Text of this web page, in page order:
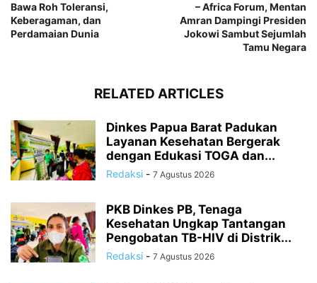
Bawa Roh Toleransi,
Keberagaman, dan
Perdamaian Dunia
– Africa Forum, Mentan
Amran Dampingi Presiden
Jokowi Sambut Sejumlah
Tamu Negara
RELATED ARTICLES
Dinkes Papua Barat Padukan
Layanan Kesehatan Bergerak
dengan Edukasi TOGA dan...
Redaksi - 7 Agustus 2026
PKB Dinkes PB, Tenaga
Kesehatan Ungkap Tantangan
Pengobatan TB-HIV di Distrik...
Redaksi - 7 Agustus 2026